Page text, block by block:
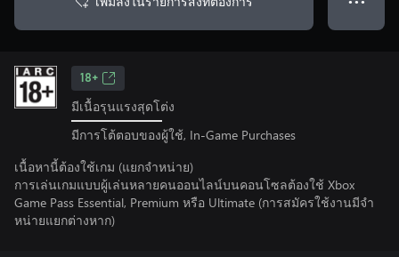
18+
มีเนื้อรุนแรงสุดโต่ง
มีการโต้ตอบของผู้ใช้, In-Game Purchases
เนื้อหานี้ต้องใช้เกม (แยกจำหน่าย)
การเล่นเกมแบบผู้เล่นหลายคนออนไลน์บนคอนโซลต้องใช้ Xbox
Game Pass Essential, Premium หรือ Ultimate (การสมัครใช้งานมีจํา
หน่ายแยกต่างหาก)